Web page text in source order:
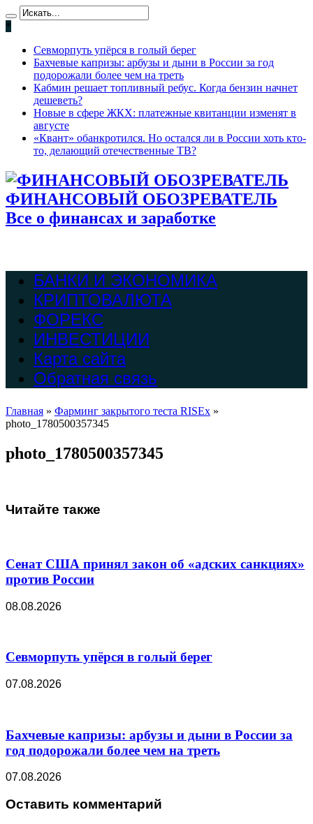
*
Севморпуть упёрся в голый берег
Бахчевые капризы: арбузы и дыни в России за год
подорожали более чем на треть
Кабмин решает топливный ребус. Когда бензин начнет
дешеветь?
Новые в сфере ЖКХ: платежные квитанции изменят в
августе
«Квант» обанкротился. Но остался ли в России хоть кто-
то, делающий отечественные ТВ?
ФИНАНСОВЫЙ ОБОЗРЕВАТЕЛЬ
Все о финансах и заработке
БАНКИ И ЭКОНОМИКА
КРИПТОВАЛЮТА
ФОРЕКС
ИНВЕСТИЦИИ
Карта сайта
Обратная связь
Главная » Фарминг закрытого теста RISEx »
photo_1780500357345
photo_1780500357345
Читайте также
Сенат США принял закон об «адских санкциях»
против России
08.08.2026
Севморпуть упёрся в голый берег
07.08.2026
Бахчевые капризы: арбузы и дыни в России за
год подорожали более чем на треть
07.08.2026
Оставить комментарий